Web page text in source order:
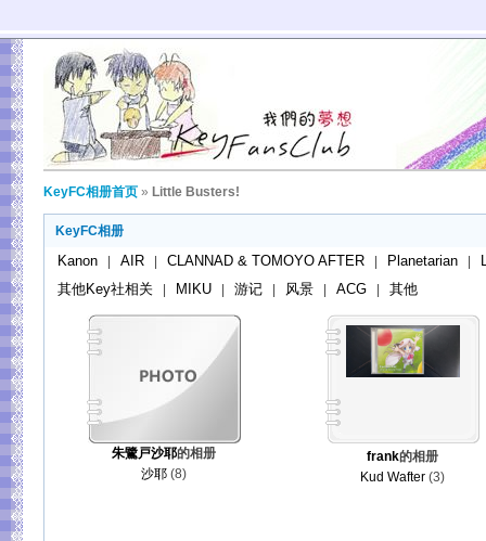
KeyFC相册首页 » Little Busters!
KeyFC相册
Kanon AIR CLANNAD & TOMOYO AFTER Planetarian
其他Key社相关
MIKU 游记 风景 ACG 其他
朱鷺戸沙耶的相册
沙耶 (8)
frank的相册
Kud Wafter (3)